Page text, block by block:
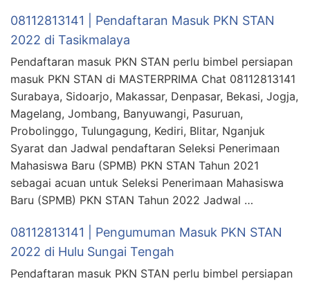
08112813141 | Pendaftaran Masuk PKN STAN
2022 di Tasikmalaya
Pendaftaran masuk PKN STAN perlu bimbel persiapan
masuk PKN STAN di MASTERPRIMA Chat 08112813141
Surabaya, Sidoarjo, Makassar, Denpasar, Bekasi, Jogja,
Magelang, Jombang, Banyuwangi, Pasuruan,
Probolinggo, Tulungagung, Kediri, Blitar, Nganjuk
Syarat dan Jadwal pendaftaran Seleksi Penerimaan
Mahasiswa Baru (SPMB) PKN STAN Tahun 2021
sebagai acuan untuk Seleksi Penerimaan Mahasiswa
Baru (SPMB) PKN STAN Tahun 2022 Jadwal …
08112813141 | Pengumuman Masuk PKN STAN
2022 di Hulu Sungai Tengah
Pendaftaran masuk PKN STAN perlu bimbel persiapan